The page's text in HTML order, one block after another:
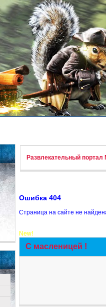
Развлекательный
Ошибка 404
Страница на сайте не
New!
С масленицей !